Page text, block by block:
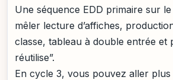
Une séquence EDD primaire sur
mêler lecture d’affiches,
classe, tableau à double entrée et
réutilise”.
En cycle 3, vous pouvez aller plus